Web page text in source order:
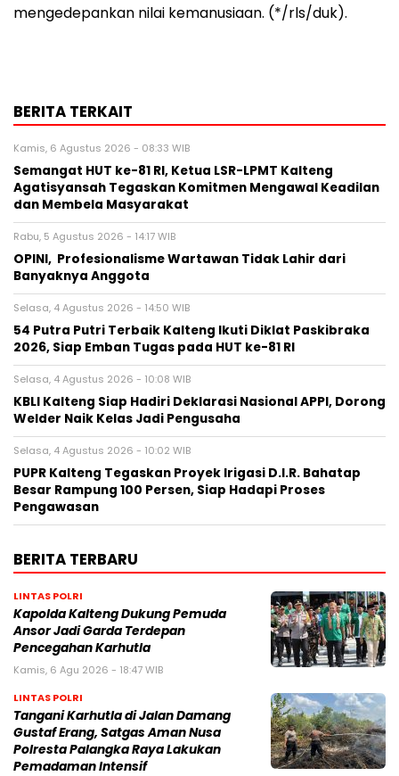
mengedepankan nilai kemanusiaan. (*/rls/duk).
BERITA TERKAIT
Kamis, 6 Agustus 2026 - 08:33 WIB
Semangat HUT ke-81 RI, Ketua LSR-LPMT Kalteng
Agatisyansah Tegaskan Komitmen Mengawal Keadilan
dan Membela Masyarakat
Rabu, 5 Agustus 2026 - 14:17 WIB
OPINI, Profesionalisme Wartawan Tidak Lahir dari
Banyaknya Anggota
Selasa, 4 Agustus 2026 - 14:50 WIB
54 Putra Putri Terbaik Kalteng Ikuti Diklat Paskibraka
2026, Siap Emban Tugas pada HUT ke-81 RI
Selasa, 4 Agustus 2026 - 10:08 WIB
KBLI Kalteng Siap Hadiri Deklarasi Nasional APPI, Dorong
Welder Naik Kelas Jadi Pengusaha
Selasa, 4 Agustus 2026 - 10:02 WIB
PUPR Kalteng Tegaskan Proyek Irigasi D.I.R. Bahatap
Besar Rampung 100 Persen, Siap Hadapi Proses
Pengawasan
BERITA TERBARU
LINTAS POLRI
Kapolda Kalteng Dukung Pemuda
Ansor Jadi Garda Terdepan
Pencegahan Karhutla
Kamis, 6 Agu 2026 - 18:47 WIB
LINTAS POLRI
Tangani Karhutla di Jalan Damang
Gustaf Erang, Satgas Aman Nusa
Polresta Palangka Raya Lakukan
Pemadaman Intensif